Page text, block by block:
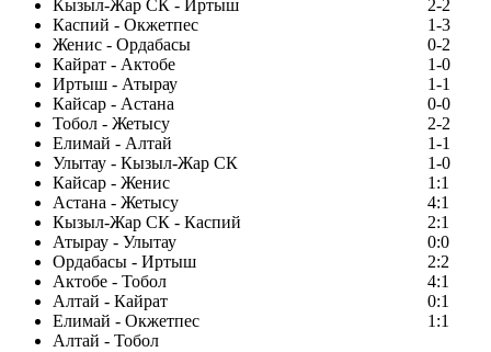
Кызыл-Жар СК - Иртыш
2-2
Каспий - Окжетпес
1-3
Женис - Ордабасы
0-2
Кайрат - Актобе
1-0
Иртыш - Атырау
1-1
Кайсар - Астана
0-0
Тобол - Жетысу
2-2
Елимай - Алтай
1-1
Улытау - Кызыл-Жар СК
1-0
Кайсар - Женис
1:1
Астана - Жетысу
4:1
Кызыл-Жар СК - Каспий
2:1
Атырау - Улытау
0:0
Ордабасы - Иртыш
2:2
Актобе - Тобол
4:1
Алтай - Кайрат
0:1
Елимай - Окжетпес
1:1
Алтай - Тобол